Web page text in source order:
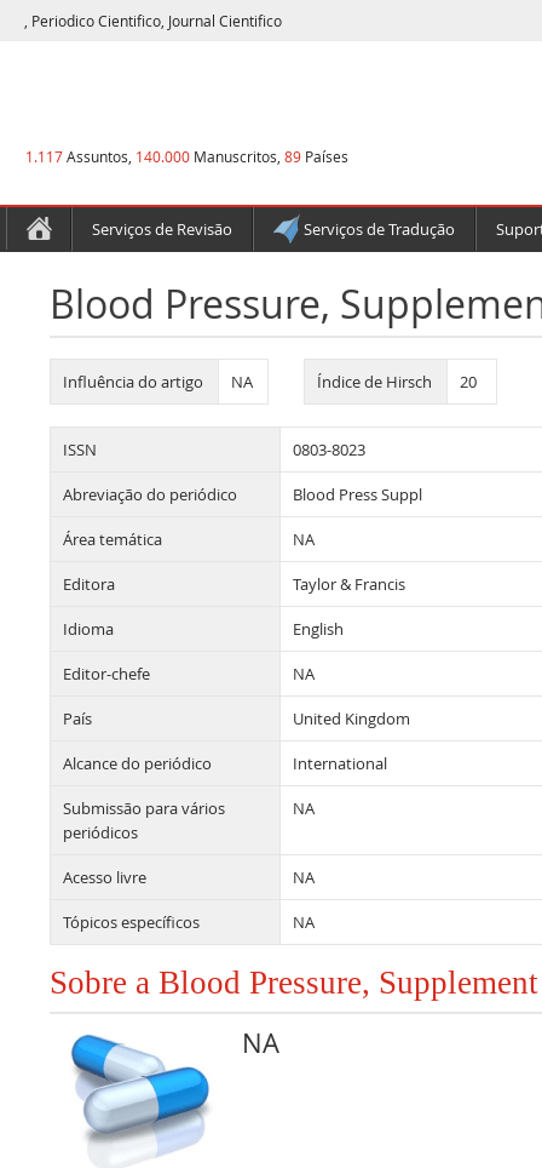
, Periodico Cientifico, Journal Cientifico
1.117Assuntos, 140.000 Manuscritos, 89 Países
Serviços de Revisão Serviços de Tradução
Blood Pressure,
Influência do artigo NA Índice de Hirsch 20
ISSN 0803-8023
Abreviação do periódico Blood Press Suppl
Área temática NA
Editora Taylor & Francis
Idioma English
Editor-chefe NA
País United Kingdom
Alcance do periódico International
Submissão para vários
periódicos
NA
Acesso livre NA
Tópicos específicos NA
Sobre a Blood Pressure, Supplement
NA